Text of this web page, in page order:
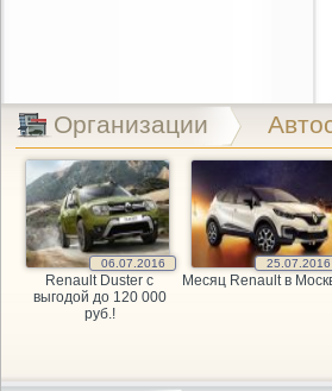
Организации
06.07.2016
Renault Duster с
выгодой до 120 000
руб.!
25.07.2016
Месяц Renault в